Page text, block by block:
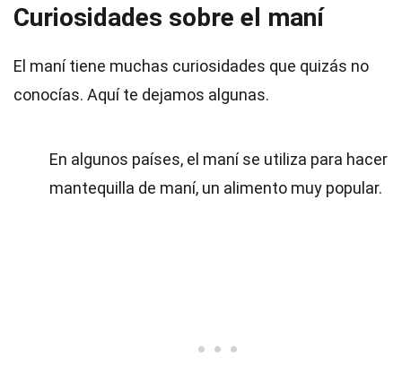
Curiosidades sobre el maní
El maní tiene muchas curiosidades que quizás no
conocías. Aquí te dejamos algunas.
En algunos países, el maní se utiliza para hacer
mantequilla de maní, un alimento muy popular.